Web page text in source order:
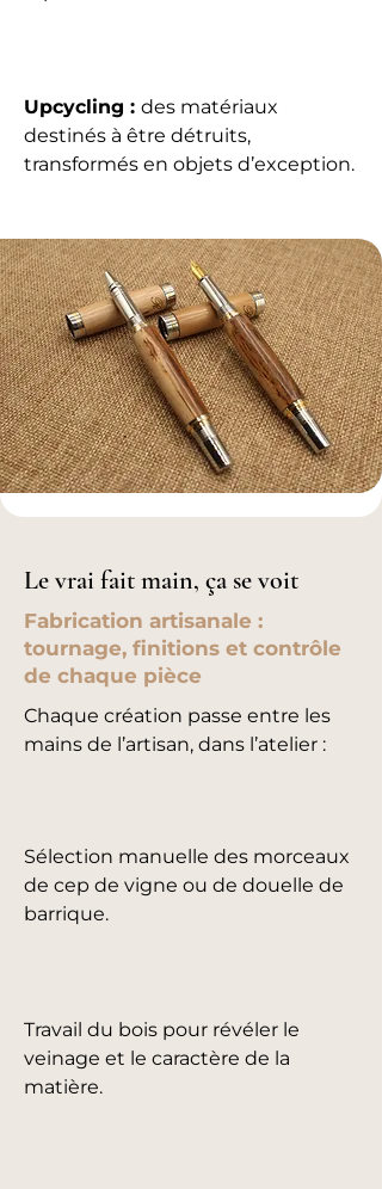
Upcycling : des matériaux
destinés à être détruits,
transformés en objets d’exception.
Le vrai fait main, ça se voit
Fabrication artisanale :
tournage, finitions et contrôle
de chaque pièce
Chaque création passe entre les
mains de l’artisan, dans l’atelier :
Sélection manuelle des morceaux
de cep de vigne ou de douelle de
barrique.
Travail du bois pour révéler le
veinage et le caractère de la
matière.